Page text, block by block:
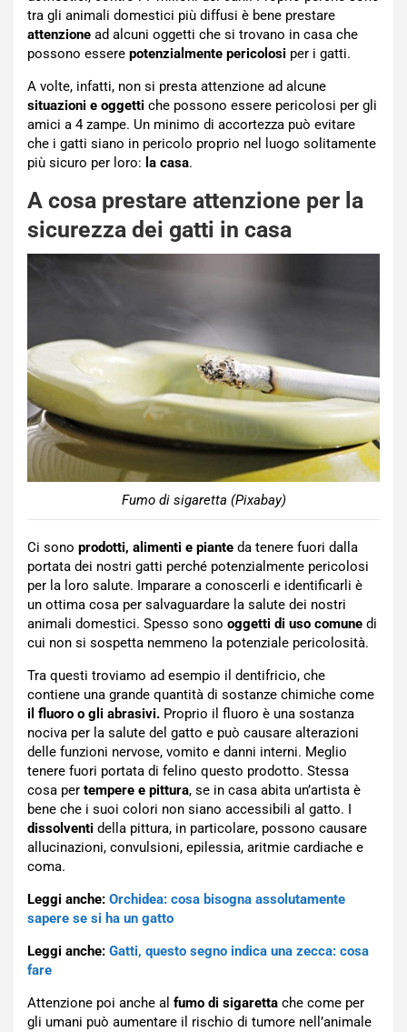
tra gli animali domestici più diffusi è bene prestare
attenzione ad alcuni oggetti che si trovano in casa che
possono essere potenzialmente pericolosi per i gatti.
A volte, infatti, non si presta attenzione ad alcune
situazioni e oggetti che possono essere pericolosi per gli
amici a 4 zampe. Un minimo di accortezza può evitare
che i gatti siano in pericolo proprio nel luogo solitamente
più sicuro per loro: la casa.
A cosa prestare attenzione per la
sicurezza dei gatti in casa
Fumo di sigaretta (Pixabay)
Ci sono prodotti, alimenti e piante da tenere fuori dalla
portata dei nostri gatti perché potenzialmente pericolosi
per la loro salute. Imparare a conoscerli e identificarli è
un ottima cosa per salvaguardare la salute dei nostri
animali domestici. Spesso sono oggetti di uso comune di
cui non si sospetta nemmeno la potenziale pericolosità.
Tra questi troviamo ad esempio il dentifricio, che
contiene una grande quantità di sostanze chimiche come
il fluoro o gli abrasivi. Proprio il fluoro è una sostanza
nociva per la salute del gatto e può causare alterazioni
delle funzioni nervose, vomito e danni interni. Meglio
tenere fuori portata di felino questo prodotto. Stessa
cosa per tempere e pittura, se in casa abita un’artista è
bene che i suoi colori non siano accessibili al gatto. I
dissolventi della pittura, in particolare, possono causare
allucinazioni, convulsioni, epilessia, aritmie cardiache e
coma.
Leggi anche: Orchidea: cosa bisogna assolutamente
sapere se si ha un gatto
Leggi anche: Gatti, questo segno indica una zecca: cosa
fare
Attenzione poi anche al fumo di sigaretta che come per
gli umani può aumentare il rischio di tumore nell’animale